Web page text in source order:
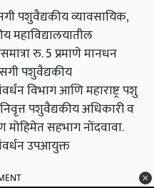
पशुवैद्यकीय व्यावसायिक,
महाविद्यालयातील
रु. 5 प्रमाणे मानधन
पशुवैद्यकीय
विभाग आणि महाराष्ट्र पशु
पशुवैद्यकीय अधिकारी व
मोहिमेत सहभाग नोंदवावा.
उपआयुक्त